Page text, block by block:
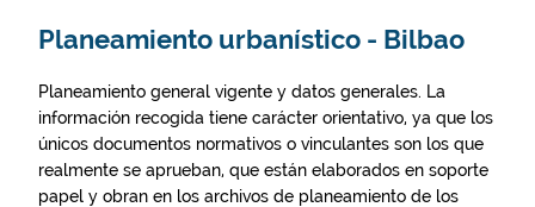
Planeamiento urbanístico - Bilbao
Planeamiento general vigente y datos generales. La
información recogida tiene carácter orientativo, ya que los
únicos documentos normativos o vinculantes son los que
realmente se aprueban, que están elaborados en soporte
papel y obran en los archivos de planeamiento de los